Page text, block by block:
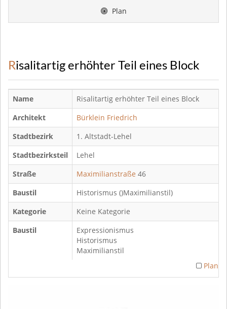
Plan
Risalitartig erhöhter Teil eines Block
Name
Risalitartig erhöhter Teil eines Block
Architekt
Bürklein Friedrich
Stadtbezirk
1. Altstadt-Lehel
Stadtbezirksteil
Lehel
Straße
Maximilianstraße 46
Baustil
Historismus ()Maximilianstil)
Kategorie
Keine Kategorie
Baustil
Expressionismus
Historismus
Maximilianstil
Plan